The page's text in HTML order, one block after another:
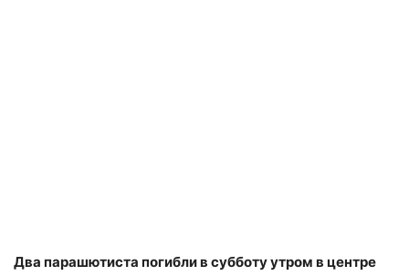
Два парашютиста погибли в субботу утром в центре